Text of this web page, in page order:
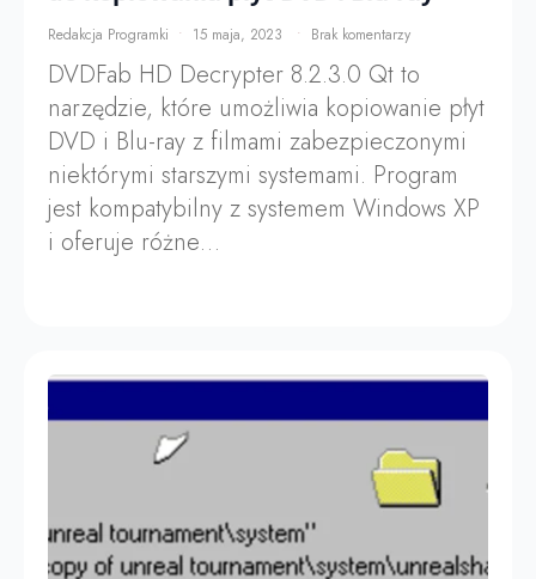
Redakcja Programki 15 maja, 2023 Brak komentarzy
DVDFab HD Decrypter 8.2.3.0 Qt to
narzędzie, które umożliwia kopiowanie płyt
DVD i Blu-ray z filmami zabezpieczonymi
niektórymi starszymi systemami. Program
jest kompatybilny z systemem Windows XP
i oferuje różne…